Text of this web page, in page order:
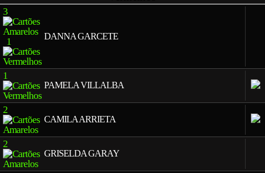
3
1 DANNA GARCETE
1
PAMELA VILLALBA
2
CAMILA ARRIETA
2
GRISELDA GARAY